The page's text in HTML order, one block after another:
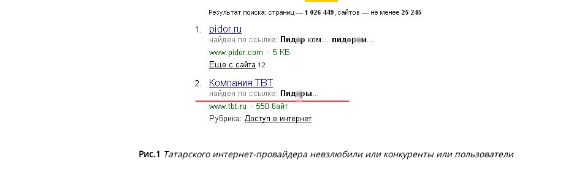
Рис.1 Татарского интернет-провайдера невзлюбили или конкуренты или пользователи